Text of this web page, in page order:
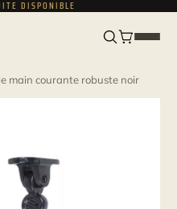
DISPONIBLE
main courante robuste noir